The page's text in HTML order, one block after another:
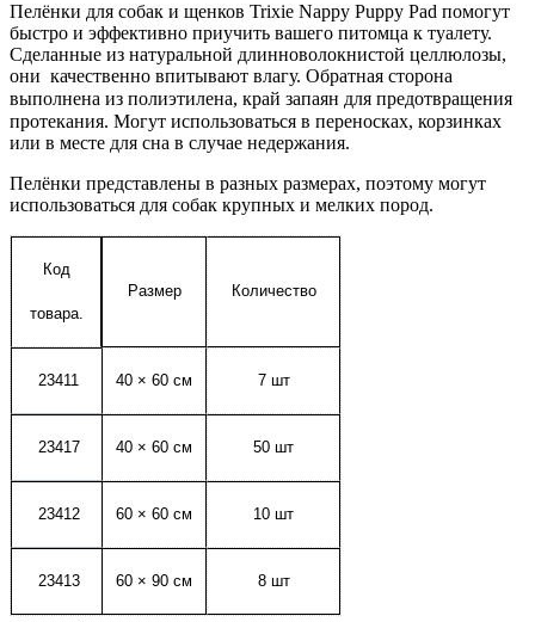
Пелёнки для собак и щенков Trixie Nappy Puppy Pad помогут
быстро и эффективно приучить вашего питомца к туалету.
Сделанные из натуральной длинноволокнистой целлюлозы,
они качественно впитывают влагу. Обратная сторона
выполнена из полиэтилена, край запаян для предотвращения
протекания. Могут использоваться в переносках, корзинках
или в месте для сна в случае недержания.
Пелёнки представлены в разных размерах, поэтому могут
использоваться для собак крупных и мелких пород.
Код
товара.
Размер Количество
23411 40 × 60 см 7 шт
23417 40 × 60 см 50 шт
23412 60 × 60 см 10 шт
23413 60 × 90 см 8 шт